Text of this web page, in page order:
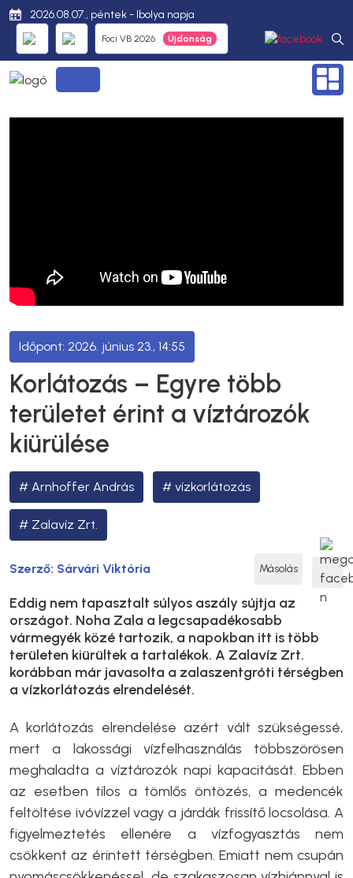
2026.08.07., péntek - Ibolya napja
Foci VB 2026
2026. június 23., 14:55
Korlátozás – Egyre több
területet érint a víztározók
kiürülése
Arnhoffer András vízkorlátozás
Zalavíz Zrt.
Szerző: Sárvári Viktória Másolás
Eddig nem tapasztalt súlyos aszály sújtja az
országot. Noha Zala a legcsapadékosabb
vármegyék közé tartozik, a napokban itt is több
területen kiürültek a tartalékok. A Zalavíz Zrt.
korábban már javasolta a zalaszentgróti térségben
a vízkorlátozás elrendelését.
A korlátozás elrendelése azért vált szükségessé,
mert a lakossági vízfelhasználás többszörösen
meghaladta a víztározók napi kapacitását. Ebben
az esetben tilos a tömlős öntözés, a medencék
feltöltése ivóvízzel vagy a járdák frissítő locsolása. A
figyelmeztetés ellenére a vízfogyasztás nem
csökkent az érintett térségben. Emiatt nem csupán